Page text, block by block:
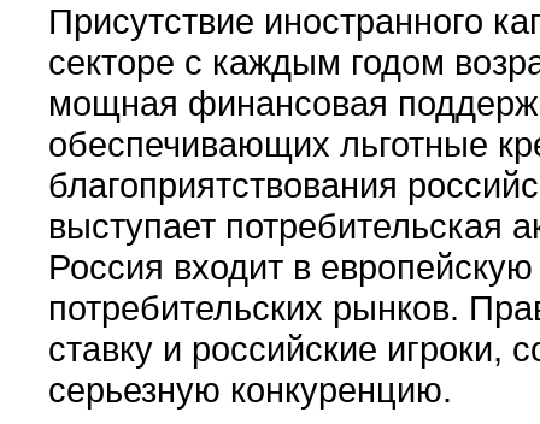
Присутствие иностранного
секторе с каждым годом
мощная финансовая
обеспечивающих льготные
благоприятствования
выступает потребительская
Россия входит в
потребительских рынков.
ставку и российские
серьезную конкуренцию.